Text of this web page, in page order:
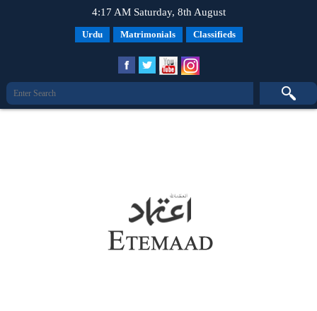
4:17 AM Saturday, 8th August
Urdu Matrimonials Classifieds